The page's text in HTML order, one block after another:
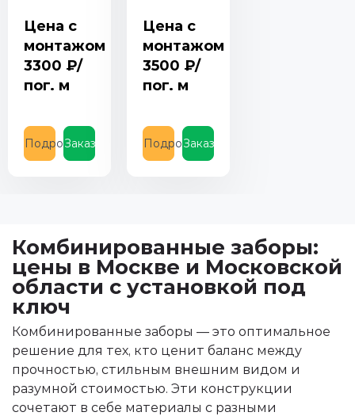
Цена с
монтажом
3300 ₽/
пог. м
Подробнее
Заказать
Цена с
монтажом
3500 ₽/
пог. м
Подробнее
Заказать
Комбинированные заборы:
цены в Москве и Московской
области с установкой под
ключ
Комбинированные заборы — это оптимальное
решение для тех, кто ценит баланс между
прочностью, стильным внешним видом и
разумной стоимостью. Эти конструкции
сочетают в себе материалы с разными